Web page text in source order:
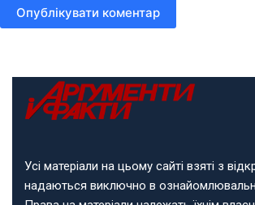
Опублікувати коментар
Усі матеріали на цьому сайті взяті з
надаються виключно в